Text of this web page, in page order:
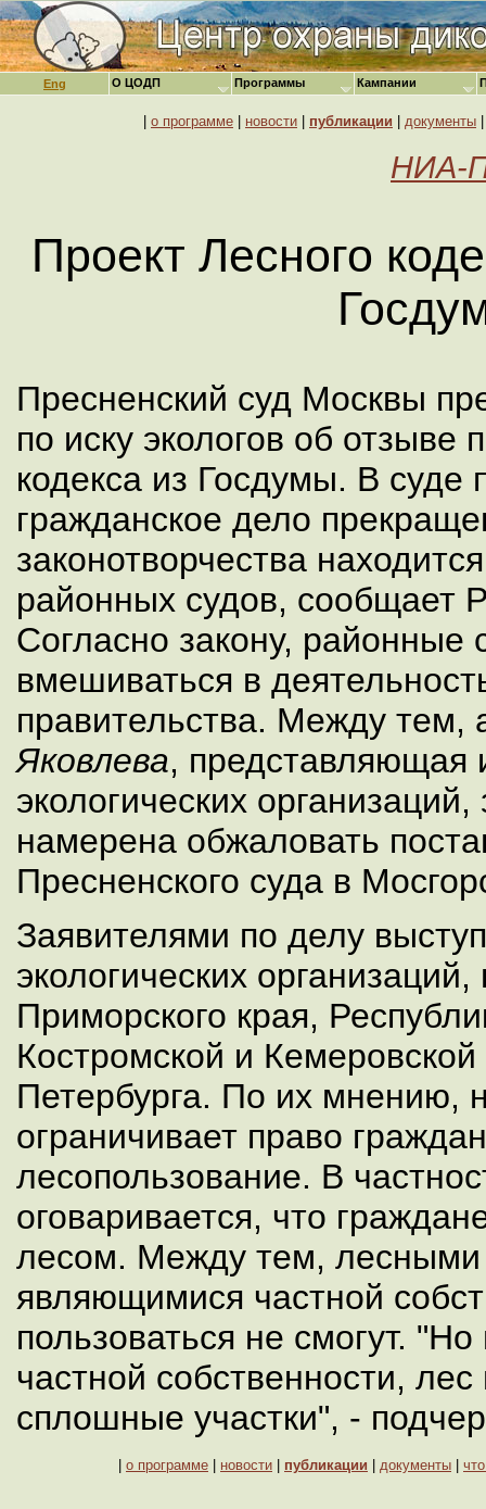
Eng
о программе новости публикации документы
НИА-
Проект Лесного
Пресненский суд Москвы
по иску экологов об отзыве
кодекса из Госдумы. В суде
гражданское дело
законотворчества
районных судов, сообщает
Согласно закону, районные
вмешиваться в
правительства. Между тем,
Яковлева, представляющая
экологических
намерена обжаловать
Пресненского суда в
Заявителями по делу
экологических организаций,
Приморского края,
Костромской и
Петербурга. По их мнению,
ограничивает право
лесопользование. В
оговаривается, что
лесом. Между тем, лесными
являющимися частной
пользоваться не смогут.
частной собственности, лес
сплошные участки", -
о программе новости публикации документы
О ЦОДП Программы Кампании